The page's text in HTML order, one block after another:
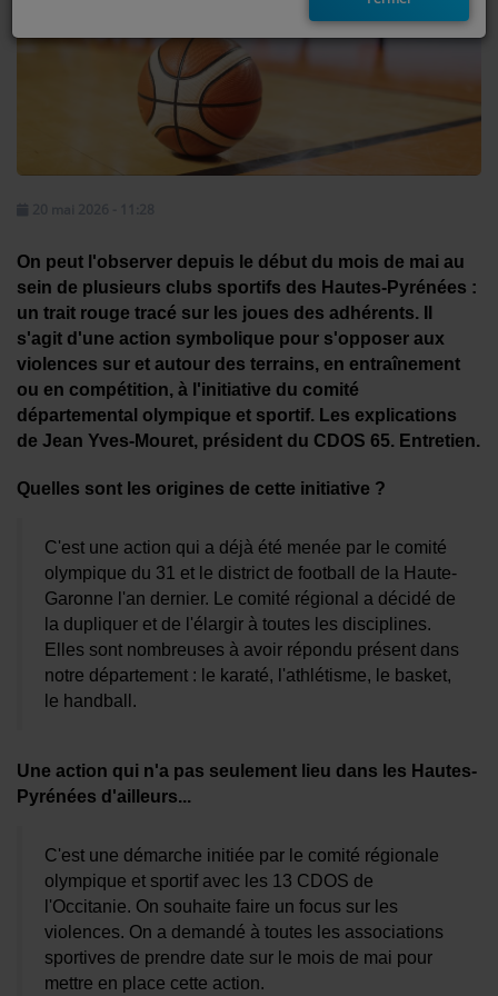
EMISSIONS
TITRES DIFFUSÉS
LES JEUX
JEUX CONCOURS
CONTACTEZ-NOUS
RÉGIE PUBLICTIAIRE
Se connecter
On peut l'observer depuis le début du mois de mai au
sein de plusieurs clubs sportifs des Hautes-Pyrénées :
un trait rouge tracé sur les joues des adhérents. Il
s'agit d'une action symbolique pour s'opposer aux
violences sur et autour des terrains, en entraînement
ou en compétition, à l'initiative du comité
départemental olympique et sportif. Les explications
de Jean Yves-Mouret, président du CDOS 65. Entretien.
Quelles sont les origines de cette initiative ?
C'est une action qui a déjà été menée par le comité
olympique du 31 et le district de football de la Haute-
Garonne l'an dernier. Le comité régional a décidé de
la dupliquer et de l'élargir à toutes les disciplines.
Elles sont nombreuses à avoir répondu présent dans
notre département : le karaté, l'athlétisme, le basket,
le handball.
Une action qui n'a pas seulement lieu dans les Hautes-
Pyrénées d'ailleurs...
C'est une démarche initiée par le comité régionale
olympique et sportif avec les 13 CDOS de
l'Occitanie. On souhaite faire un focus sur les
violences. On a demandé à toutes les associations
sportives de prendre date sur le mois de mai pour
mettre en place cette action.